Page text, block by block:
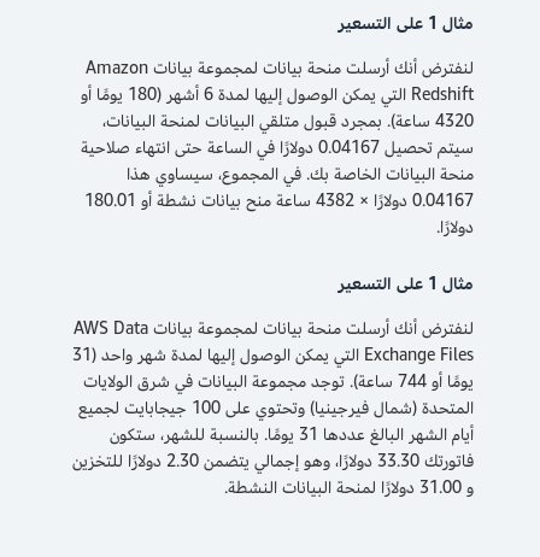
مثال 1 على التسعير
لنفترض أنك أرسلت منحة بيانات لمجموعة بيانات Amazon
Redshift التي يمكن الوصول إليها لمدة 6 أشهر (180 يومًا أو
4320 ساعة). بمجرد قبول متلقي البيانات لمنحة البيانات،
سيتم تحصيل 0.04167 دولارًا في الساعة حتى انتهاء صلاحية
منحة البيانات الخاصة بك. في المجموع، سيساوي هذا
0.04167 دولارًا × 4382 ساعة منح بيانات نشطة أو 180.01
دولارًا.
مثال 1 على التسعير
لنفترض أنك أرسلت منحة بيانات لمجموعة بيانات AWS Data
Exchange Files التي يمكن الوصول إليها لمدة شهر واحد (31
يومًا أو 744 ساعة). توجد مجموعة البيانات في شرق الولايات
المتحدة (شمال فيرجينيا) وتحتوي على 100 جيجابايت لجميع
أيام الشهر البالغ عددها 31 يومًا. بالنسبة للشهر، ستكون
فاتورتك 33.30 دولارًا، وهو إجمالي يتضمن 2.30 دولارًا للتخزين
و 31.00 دولارًا لمنحة البيانات النشطة.